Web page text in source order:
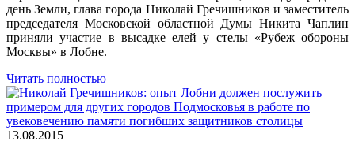
день Земли, глава города Николай Гречишников и заместитель
председателя Московской областной Думы Никита Чаплин
приняли участие в высадке елей у стелы «Рубеж обороны
Москвы» в Лобне.
Читать полностью
13.08.2015